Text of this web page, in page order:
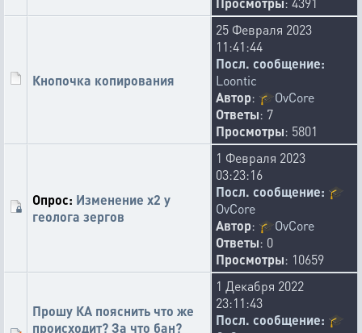
Кнопочка копирования
25 Февраля 2023
11:41:44
Посл. сообщение:
Loontic
Автор: 🎓OvCore
Ответы: 7
Просмотры: 5801
Опрос: Изменение х2 у
геолога зергов
1 Февраля 2023
03:23:16
Посл. сообщение: 🎓
OvCore
Автор: 🎓OvCore
Ответы: 0
Просмотры: 10659
Прошу КА пояснить что же
происходит? За что бан?
1 Декабря 2022
23:11:43
Посл. сообщение: 🎓